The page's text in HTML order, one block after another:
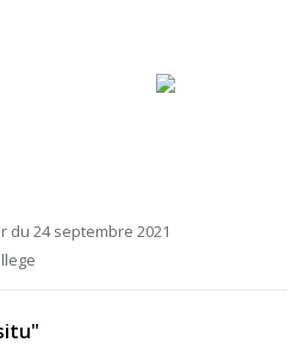
du 24 septembre 2021